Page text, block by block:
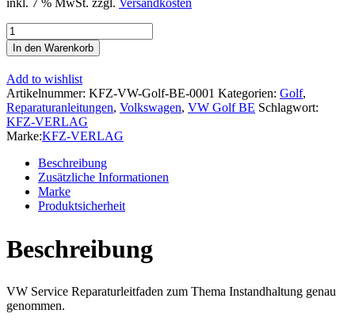
inkl. 7 % MwSt. zzgl. Versandkosten
VW
e-
Golf
Typ
BE1
2014-
2017
Instandhaltung
Inspektion
Wartung
Reparaturanleitung
Menge
In den Warenkorb
Add to wishlist
Artikelnummer: KFZ-VW-Golf-BE-0001 Kategorien: Golf,
Reparaturanleitungen, Volkswagen, VW Golf BE Schlagwort:
KFZ-VERLAG
Marke:KFZ-VERLAG
Beschreibung
Zusätzliche Informationen
Marke
Produktsicherheit
Beschreibung
VW Service Reparaturleitfaden zum Thema Instandhaltung genau
genommen.